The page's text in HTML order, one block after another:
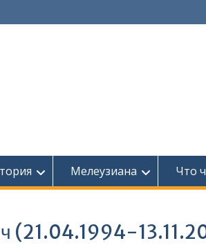
Мелеузиана Что
(21.04.1994-